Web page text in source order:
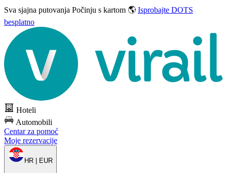
Sva sjajna putovanja Počinju s kartom 🌎 Isprobajte DOTS
besplatno
Hoteli
Automobili
Centar za pomoć
Moje rezervacije
HR | EUR